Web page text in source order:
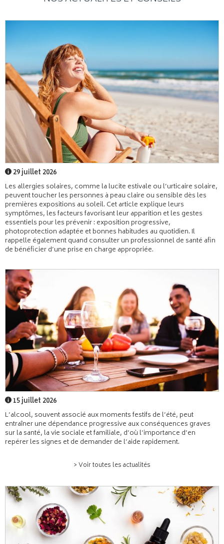
29 juillet 2026
Les allergies solaires, comme la lucite estivale ou l’urticaire solaire,
peuvent toucher les personnes à peau claire ou sensible dès les
premières expositions au soleil. Cet article explique leurs
symptômes, les facteurs favorisant leur apparition et les gestes
essentiels pour les prévenir : exposition progressive,
photoprotection adaptée et bonnes habitudes au quotidien. Il
rappelle également quand consulter un professionnel de santé afin
de bénéficier d’une prise en charge appropriée.
15 juillet 2026
L’alcool, souvent associé aux moments festifs de l’été, peut
entraîner une dépendance progressive aux conséquences graves
sur la santé, la vie sociale et familiale, d’où l’importance d’en
repérer les signes et de demander de l’aide rapidement.
> Voir toutes les actualités